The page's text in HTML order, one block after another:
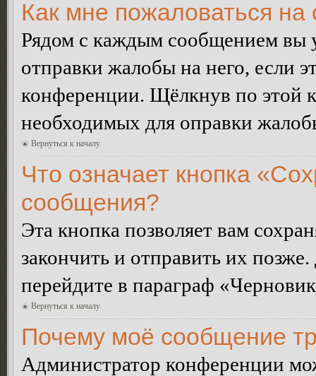
Как мне пожаловаться
Рядом с каждым сообщением вы
отправки жалобы на него, если
конференции. Щёлкнув по этой
необходимых для оправки
Вернуться к началу
Что означает кнопка
сообщения?
Эта кнопка позволяет вам
закончить и отправить их
перейдите в параграф
Вернуться к началу
Почему моё сообщение
Администратор конференции